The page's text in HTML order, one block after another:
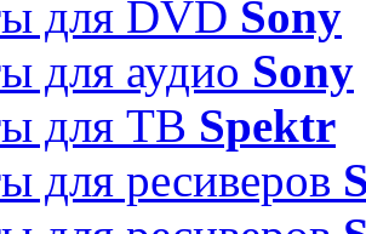
для DVD Sony
для аудио Sony
для ТВ Spektr
для ресиверов